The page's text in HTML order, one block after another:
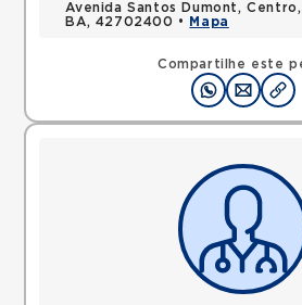
Compartilhe este
Avenida Santos Dumont,
BA, 42702400 •
Mapa